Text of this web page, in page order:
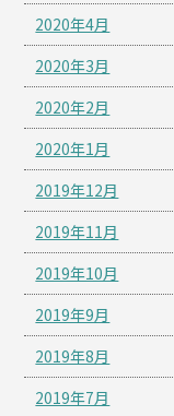
2020年4月
2020年3月
2020年2月
2020年1月
2019年12月
2019年11月
2019年10月
2019年9月
2019年8月
2019年7月